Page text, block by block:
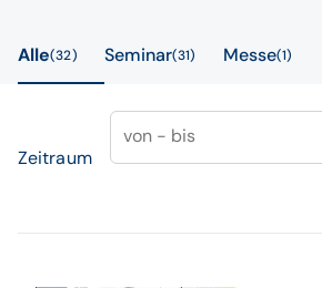
Alle 32 Seminar 31 Messe 1
Zeitraum
von - bis